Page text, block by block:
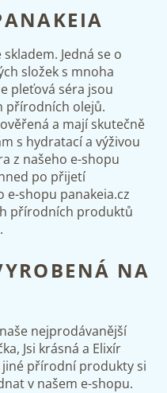
Jedná se o
složek s mnoha
pleťová séra jsou
přírodních olejů.
a mají skutečně
s hydratací a výživou
z našeho e-shopu
po přijetí
e-shopu panakeia.cz
přírodních produktů
NA
nejprodávanější
, Jsi krásná a Elixír
jiné přírodní produkty si
v našem e-shopu.